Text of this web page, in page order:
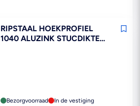
RIPSTAAL HOEKPROFIEL
1040 ALUZINK STUCDIKTE
Bezorgvoorraad
In de vestiging